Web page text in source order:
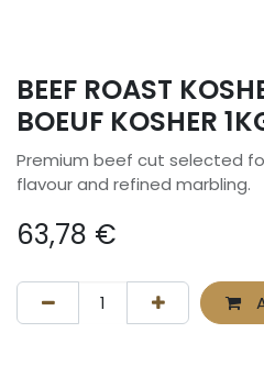
BEEF ROAST
BOEUF KOSHER
Premium beef cut selected
flavour and refined marbling.
63,78 €